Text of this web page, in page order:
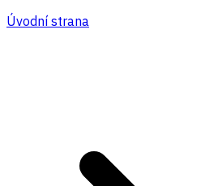
Úvodní strana